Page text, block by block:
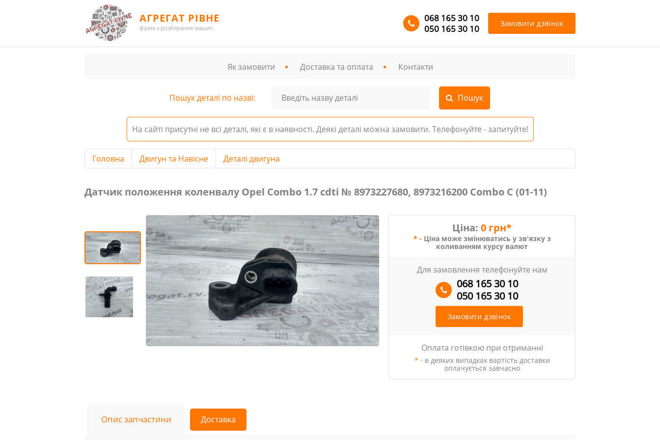
АГРЕГАТ РІВНЕ
фірма з розбирання машин
068 165 30 10
050 165 30 10
Замовити дзвінок
Як замовити Доставка та оплата Контакти
Пошук деталі по назві:
На сайті присутні не всі деталі, які є в наявності. Деякі деталі можна замовити. Телефонуйте - запитуйте!
Головна Двигун та Навісне
Деталі двигуна
Датчик положення коленвалу Оpel Combo 1.7 сdti № 8973227680, 8973216200 Combo C (01-11)
Ціна: 0 грн*
* - Ціна може змінюватись у зв'язку з
коливанням курсу валют
Для замовлення телефонуйте нам
068 165 30 10
050 165 30 10
Замовити дзвінок
Оплата готівкою при отриманні
* - в деяких випадках вартість доставки
оплачується завчасно
Опис запчастини Доставка